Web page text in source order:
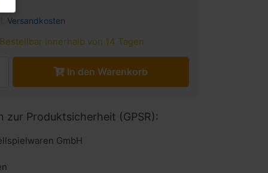
Versandkosten
Bestellbar innerhalb von 14 Tagen
In den Warenkorb
zur Produktsicherheit (GPSR):
GmbH